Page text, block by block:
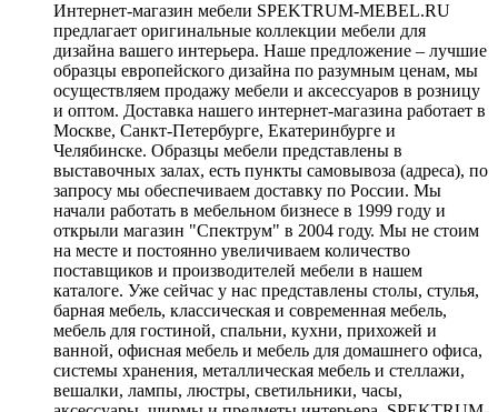
Интернет-магазин мебели SPEKTRUM-MEBEL.RU
предлагает оригинальные коллекции мебели для
дизайна вашего интерьера. Наше предложение – лучшие
образцы европейского дизайна по разумным ценам, мы
осуществляем продажу мебели и аксессуаров в розницу
и оптом. Доставка нашего интернет-магазина работает в
Москве, Санкт-Петербурге, Екатеринбурге и
Челябинске. Образцы мебели представлены в
выставочных залах, есть пункты самовывоза (адреса), по
запросу мы обеспечиваем доставку по России. Мы
начали работать в мебельном бизнесе в 1999 году и
открыли магазин "Спектрум" в 2004 году. Мы не стоим
на месте и постоянно увеличиваем количество
поставщиков и производителей мебели в нашем
каталоге. Уже сейчас у нас представлены столы, стулья,
барная мебель, классическая и современная мебель,
мебель для гостиной, спальни, кухни, прихожей и
ванной, офисная мебель и мебель для домашнего офиса,
системы хранения, металлическая мебель и стеллажи,
вешалки, лампы, люстры, светильники, часы,